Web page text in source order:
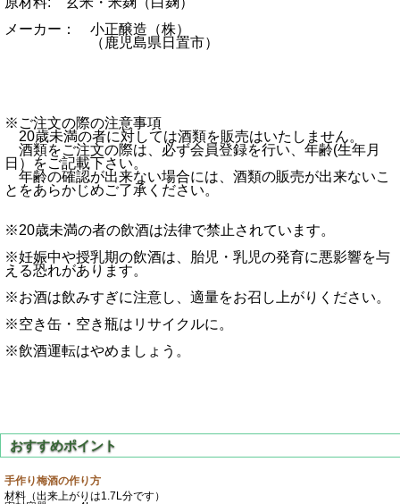
メーカー： 小正醸造（株）
（鹿児島県日置市）
※ご注文の際の注意事項
20歳未満の者に対しては酒類を販売はいたしません。
酒類をご注文の際は、必ず会員登録を行い、年齢(生年月
日）をご記載下さい。
年齢の確認が出来ない場合には、酒類の販売が出来ないこ
とをあらかじめご了承ください。
※20歳未満の者の飲酒は法律で禁止されています。
※妊娠中や授乳期の飲酒は、胎児・乳児の発育に悪影響を与
える恐れがあります。
※お酒は飲みすぎに注意し、適量をお召し上がりください。
※空き缶・空き瓶はリサイクルに。
※飲酒運転はやめましょう。
手作り梅酒の作り方
材料（出来上がりは1.7L分です）